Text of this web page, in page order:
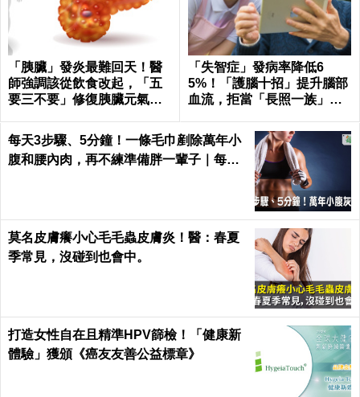
「胰臟」發炎最難回天！醫
師強調該從飲食改起，「五
要三不要」修復胰臟元氣｜
「失智症」發病率降低6
5%！「護腦十招」提升腦部
血流，拒當「長照一族」靠
每天3步驟、5分鐘！一條毛巾剷除萬年小
腹和腰內肉，再不練準備胖一輩子｜每日
莫名皮膚癢小心毛毛蟲皮膚炎！醫：春夏
季常見，沒碰到也會中。
打造女性自在且精準HPV篩檢！「健康新
體驗」獲頒《癌友友善公益標章》